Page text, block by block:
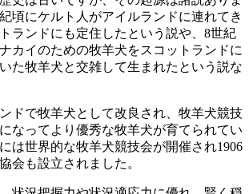
頃にケルト人がアイルランドに連れてき
ランドにも定住したという説や、8世紀
カイのための牧羊犬をスコットランドに
た牧羊犬と交雑して生まれたという説な
ドで牧羊犬として改良され、牧羊犬競技
なってより優秀な牧羊犬が育てられてい
は世界的な牧羊犬競技会が開催され1906
会も設立されました。